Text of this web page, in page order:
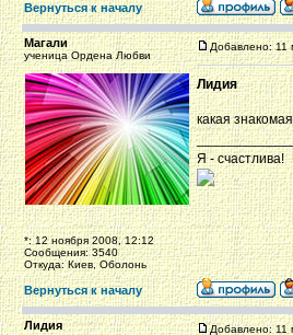
Вернуться к началу
Магали
ученица Ордена Любви
*: 12 ноября 2008, 12:12
Сообщения: 3540
Откуда: Киев, Оболонь
Добавлено: 11
Лидия
какая
Я - счастлива!
Вернуться к началу
Лидия Добавлено: 11